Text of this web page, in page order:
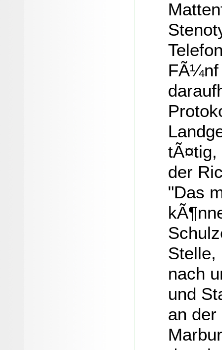
FÃ¼nf
tÃ¤tig,
der
"Das
Stelle,
nach
und
an der